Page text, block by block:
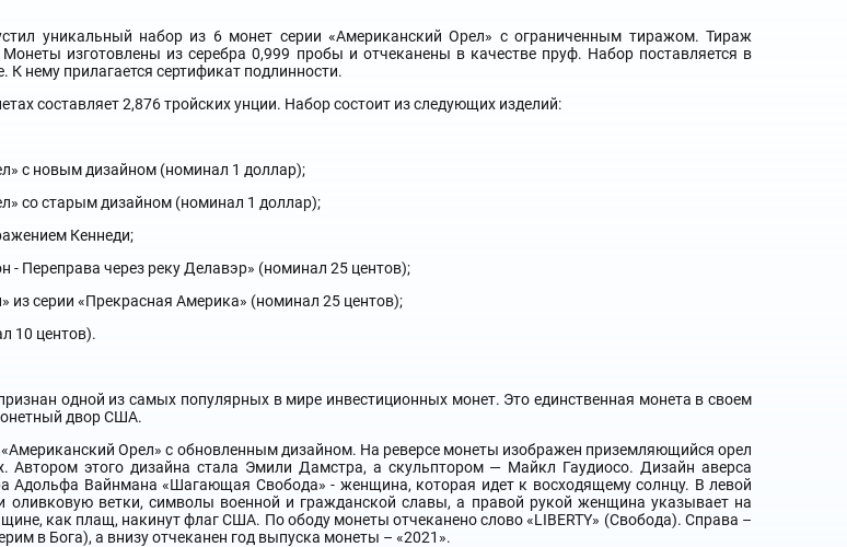
уникальный набор из 6 монет серии «Американский Орел» с ограниченным тиражом. Тираж
изготовлены из серебра 0,999 пробы и отчеканены в качестве пруф. Набор поставляется в
К нему прилагается сертификат подлинности.
составляет 2,876 тройских унции. Набор состоит из следующих изделий:
с новым дизайном (номинал 1 доллар);
со старым дизайном (номинал 1 доллар);
Кеннеди;
Переправа через реку Делавэр» (номинал 25 центов);
из серии «Прекрасная Америка» (номинал 25 центов);
10 центов).
одной из самых популярных в мире инвестиционных монет. Это единственная монета в своем
двор США.
«Американский Орел» с обновленным дизайном. На реверсе монеты изображен приземляющийся орел
Автором этого дизайна стала Эмили Дамстра, а скульптором — Майкл Гаудиосо. Дизайн аверса
Адольфа Вайнмана «Шагающая Свобода» - женщина, которая идет к восходящему солнцу. В левой
оливковую ветки, символы военной и гражданской славы, а правой рукой женщина указывает на
как плащ, накинут флаг США. По ободу монеты отчеканено слово «LIBERTY» (Свобода). Справа –
в Бога), а внизу отчеканен год выпуска монеты – «2021».